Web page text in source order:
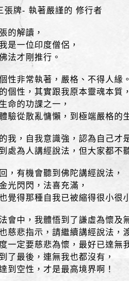
張牌- 執著嚴謹的 修行者
的解讀，
是一位印度僧侶，
法才剛推行。
性非常執著，嚴格、不得人緣
個性，其實跟我原本靈魂本質
命的功課之一，
驗從散亂慵懶，到極端嚴格的
我，自我意識強，認為自己才
處為人講經說法，但大家都不
，有機會聽到佛陀講經說法，
光閃閃，法喜充滿，
覺得那種自我已被縮得很小很
會中，我體悟到了謙虛為懷及
慈悲指示，請繼續講經說法，
一定要慈悲為懷，最好已達無
了最後，連無我也都沒有，
到空性，才是最高境界啊！